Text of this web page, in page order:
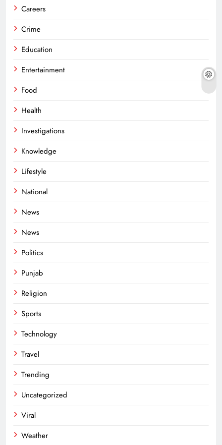
Careers
Crime
Education
Entertainment
Food
Health
Investigations
Knowledge
Lifestyle
National
News
News
Politics
Punjab
Religion
Sports
Technology
Travel
Trending
Uncategorized
Viral
Weather